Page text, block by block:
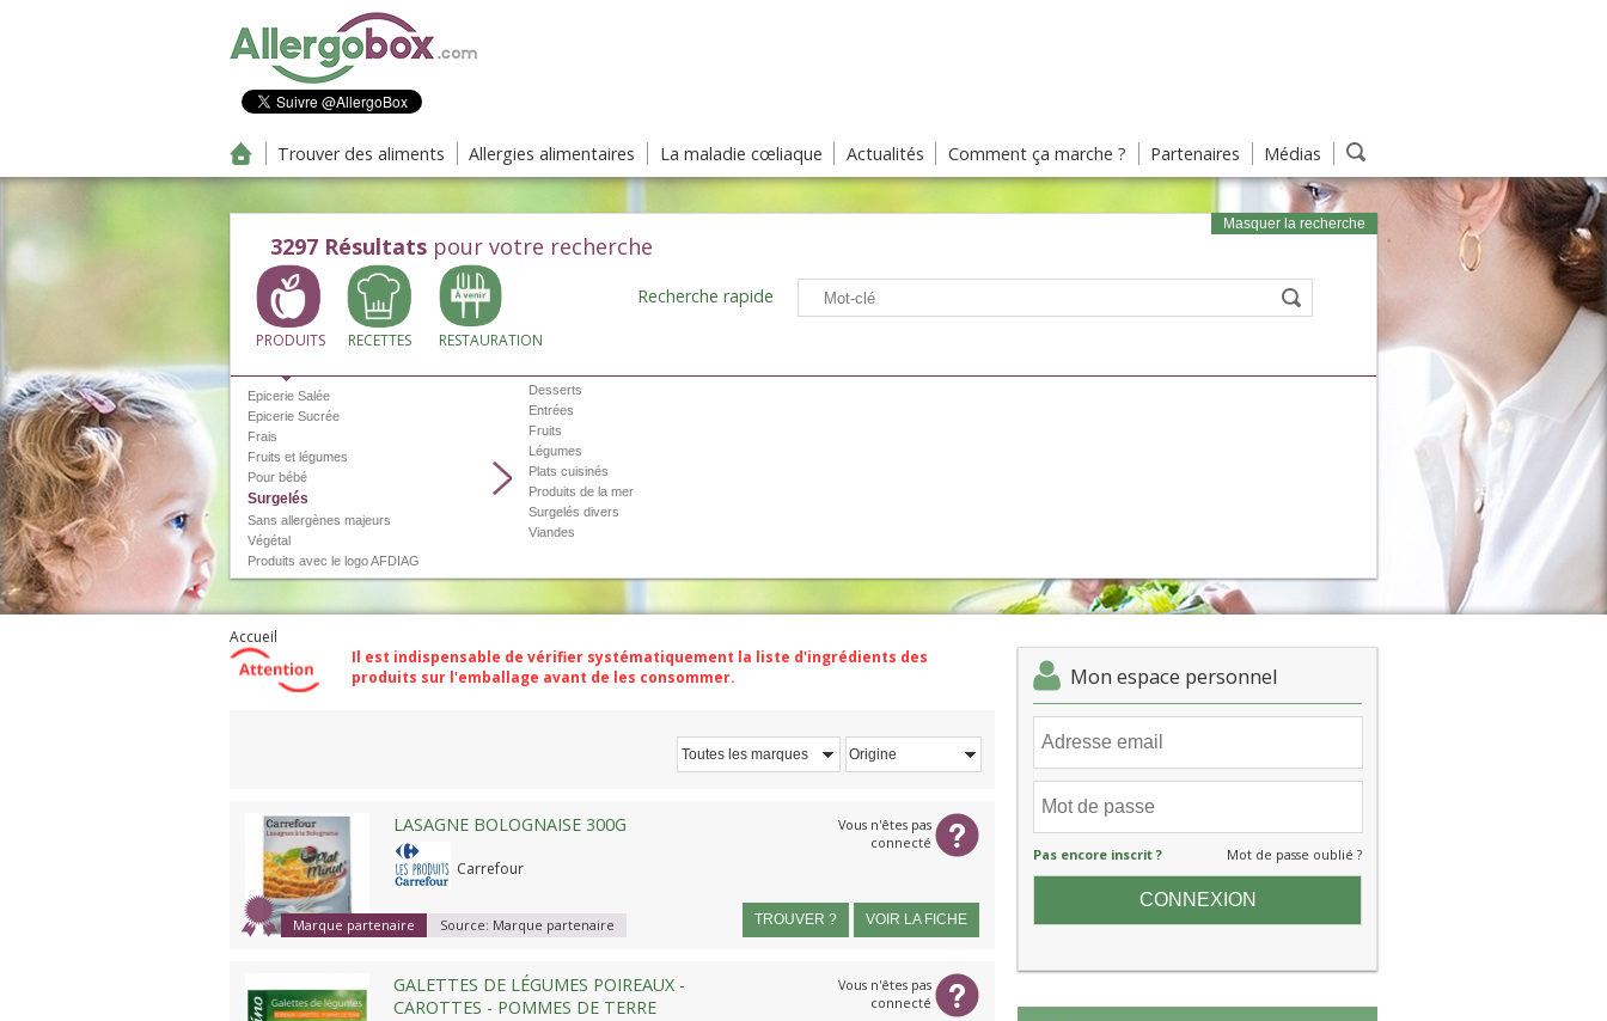
Trouver des aliments Allergies alimentaires La maladie cœliaque Actualités Comment ça marche ? Partenaires Médias
Masquer la recherche
3297 Résultatspour votre recherche
PRODUITS RECETTES RESTAURATION
Recherche rapide
Boissons
Epicerie Salée
Epicerie Sucrée
Frais
Fruits et légumes
Pour bébé
Surgelés
Sans allergènes majeurs
Végétal
Produits avec le logo AFDIAG
Desserts
Entrées
Fruits
Légumes
Plats cuisinés
Produits de la mer
Surgelés divers
Viandes
Accueil
Mon espace personnel
Pas encore inscrit ? Mot de passe oublié ?
Il est indispensable de vérifier systématiquement la liste d'ingrédients des
produits sur l'emballage avant de les consommer.
Origine
Toutes les marques
LASAGNE BOLOGNAISE 300G
Carrefour
Marque partenaire Source: Marque partenaire TROUVER ?
Vous n'êtes pas
connecté
VOIR LA FICHE
GALETTES DE LÉGUMES POIREAUX -
CAROTTES - POMMES DE TERRE
Vous n'êtes pas
connecté